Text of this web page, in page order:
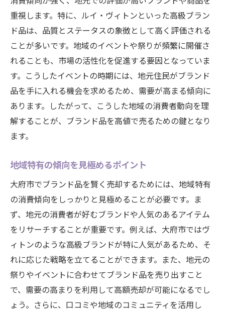
大府市内のおすすめ買取店リスト
オンライン査定と店舗査定の利点を比較
ヴィトンブランド品の価値を高める査定前に知
っておくべき準備
査定前に行うべきクリーニングのポイント
付属品の有無が査定額に与える影響
商品の状態を最適化するための保管方法
査定時に持参すべき必要書類とは
大府市特有のブランド品買取の利点を最大限に
活用する方法
地域限定キャンペーンを活用する
地元買取店の特典を最大限に利用
買取価格の交渉における地域性の理解
大府市の消費者ニーズを知り商品の価値を
高める
季節ごとの価格変動を把握しよう
重視します。特に、ルイ・ヴィトンといった高級ブラン
ド品は、品質とステータスの象徴として高く評価される
ことが多いです。地域のイベントや祭りが頻繁に開催さ
れることも、市場の活性化を促進する要因となっていま
す。こうしたイベントの時期には、地元住民がブランド
品を手に入れる機会を求めるため、需要が高まる傾向に
あります。したがって、こうした地域の消費者動向を理
解することが、ブランド品を高値で売るための鍵となり
ます。
地域特有の傾向を見極めるポイント
大府市でブランド品を賢く売却するためには、地域特有
の消費傾向をしっかりと見極めることが必要です。ま
ず、地元の消費者が好むブランドや人気のあるアイテム
をリサーチすることが重要です。例えば、大府市ではヴ
ィトンのような高級ブランドが特に人気があるため、そ
れに応じた戦略を立てることができます。また、地元の
祭りやイベントに合わせてブランド品を売り出すこと
で、需要の高まりを利用して高額売却が可能になるでし
ょう。さらに、口コミや地域のコミュニティを活用し